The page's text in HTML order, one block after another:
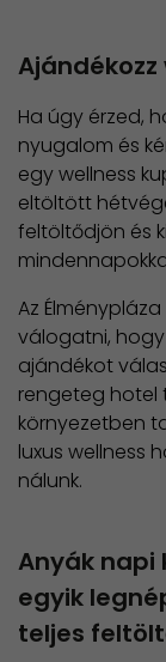
Ha úgy érzed,
nyugalom és
egy wellness
eltöltött
feltöltődjön és
Az
válogatni,
ajándékot
rengeteg hotel
környezetben
luxus wellness
nálunk.
Anyák napi
egyik
teljes